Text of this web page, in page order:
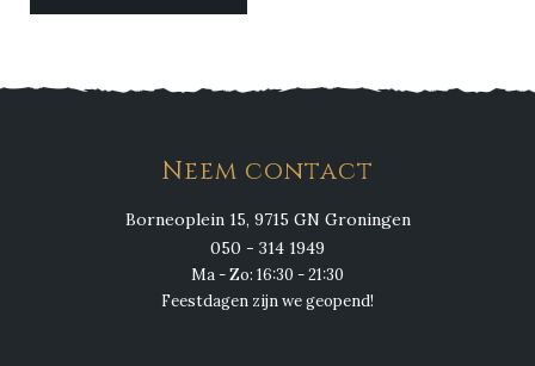
Neem contact
Borneoplein 15, 9715 GN Groningen
050 - 314 1949
Ma - Zo: 16:30 - 21:30
Feestdagen zijn we geopend!